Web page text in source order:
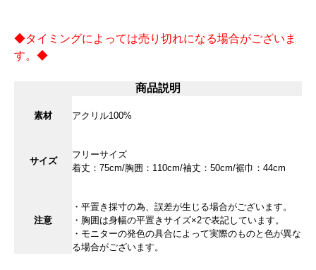
◆タイミングによっては売り切れになる場合がございま
す。◆
商品説明
素材 アクリル100%
サイズ
フリーサイズ
着丈：75cm/胸囲：110cm/袖丈：50cm/裾巾：44cm
注意
・平置き採寸の為、誤差が生じる場合がございます。
・胸囲は身幅の平置きサイズ×2で表記しています。
・モニターの発色の具合によって実際のものと色が異な
る場合がございます。